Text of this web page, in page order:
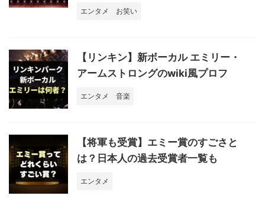
エンタメ お笑い
【リンキン】新ボーカル エミリー・
アームストロングのwiki風プロフ
エンタメ 音楽
【将軍も受賞】エミー賞のすごさと
は？日本人の過去受賞者一覧も
エンタメ